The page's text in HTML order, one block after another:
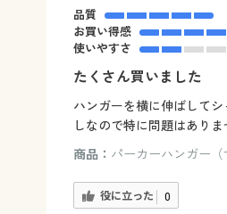
品質
お買い得感
使いやすさ
たくさん買いました
ハンガーを横に伸ばして
しなので特に問題はあり
商品： パーカーハンガー（
役に立った 0